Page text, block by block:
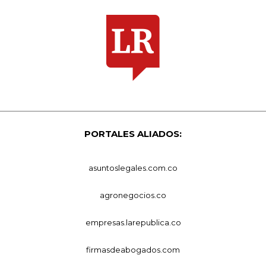
PORTALES ALIADOS:
asuntoslegales.com.co
agronegocios.co
empresas.larepublica.co
firmasdeabogados.com